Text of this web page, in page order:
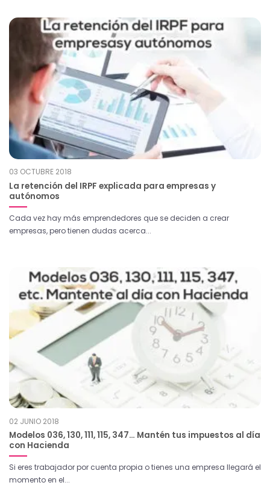
03 OCTUBRE 2018
La retención del IRPF explicada para empresas y
autónomos
Cada vez hay más emprendedores que se deciden a crear
empresas, pero tienen dudas acerca...
02 JUNIO 2018
Modelos 036, 130, 111, 115, 347… Mantén tus impuestos al día
con Hacienda
Si eres trabajador por cuenta propia o tienes una empresa llegará el
momento en el...